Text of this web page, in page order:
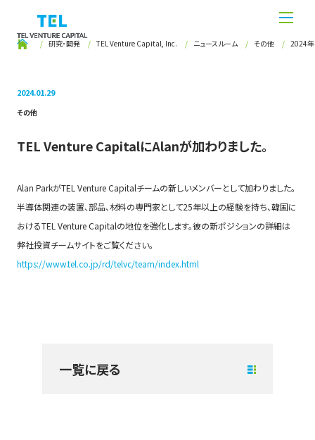
研究・開発 TEL Venture Capital, Inc. ニュースルーム その他 2024年
2024.01.29
その他
TEL Venture CapitalにAlanが加わりました。
Alan ParkがTEL Venture Capitalチームの新しいメンバーとして加わりました。
半導体関連の装置、部品、材料の専門家として25年以上の経験を持ち、韓国に
おけるTEL Venture Capitalの地位を強化します。彼の新ポジションの詳細は
弊社投資チームサイトをご覧ください。
https://www.tel.co.jp/rd/telvc/team/index.html
一覧に戻る